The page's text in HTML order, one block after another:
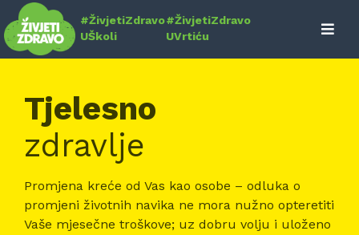
Skip
to
content
#ŽivjetiZdravo
UŠkoli
#ŽivjetiZdravo
UVrtiću
Tjelesno
zdravlje
Promjena kreće od Vas kao osobe – odluka o
promjeni životnih navika ne mora nužno opteretiti
Vaše mjesečne troškove; uz dobru volju i uloženo